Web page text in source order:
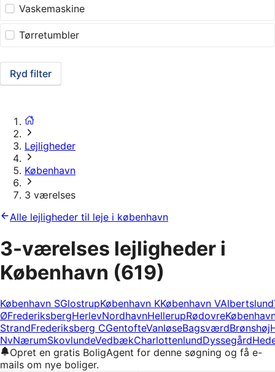
Vaskemaskine
Tørretumbler
Ryd filter
Lejligheder
København
3 værelses
Alle lejligheder til leje i københavn
3-værelses lejligheder i
København (619)
København SGlostrupKøbenhavn KKøbenhavn VAlbertslund
ØFrederiksbergHerlevNordhavnHellerupRødovre
StrandFrederiksberg CGentofteVanløseBagsværdBrønshøj
NvNærumSkovlundeVedbækCharlottenlundDyssegård
Opret en gratis BoligAgent for denne søgning og få e-
mails om nye boliger.